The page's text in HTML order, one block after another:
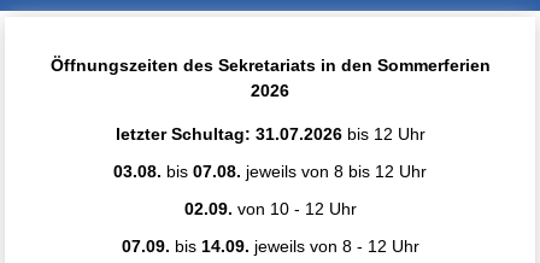
Öffnungszeiten des Sekretariats in den Sommerferien
2026
letzter Schultag: 31.07.2026 bis 12 Uhr
03.08. bis 07.08. jeweils von 8 bis 12 Uhr
02.09. von 10 - 12 Uhr
07.09. bis 14.09. jeweils von 8 - 12 Uhr